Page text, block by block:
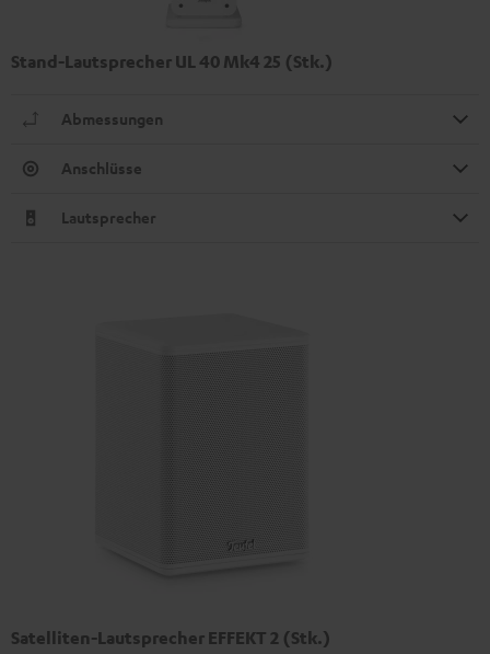
Stand-Lautsprecher UL 40 Mk4 25 (Stk.)
Abmessungen
Anschlüsse
Lautsprecher
Satelliten-Lautsprecher EFFEKT 2 (Stk.)